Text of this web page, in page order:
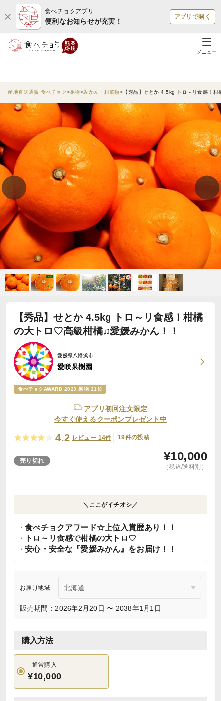
食べチョクアプリ
便利なお知らせが充実！
アプリで開く
メニュー
産地直送通販 食べチョク 果物 みかん・柑橘類 【秀品】せとか 4.5kg トロ～リ食感！
【秀品】せとか 4.5kg トロ～リ食感！柑橘
の大トロ♡高級柑橘♫愛媛みかん！！
愛媛県八幡浜市
愛咲果樹園
食べチョクAWARD 2023 果物 21位
アプリ初回注文限定
今すぐ使えるクーポンプレゼント中
4.2 レビュー 14件 19件の投稿
売り切れ ¥10,000
（税込/送料別）
＼ここがイチオシ／
食べチョクアワード☆上位入賞歴あり！！
トロ～リ食感で柑橘の大トロ♡
安心・安全な『愛媛みかん』をお届け！！
お届け地域
販売期間：2026年2月20日 〜 2038年1月1日
購入方法
通常購入
¥10,000